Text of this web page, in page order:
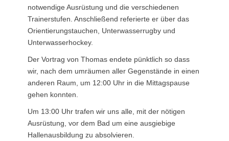
notwendige Ausrüstung und die verschiedenen
Trainerstufen. Anschließend referierte er über das
Orientierungstauchen, Unterwasserrugby und
Unterwasserhockey.
Der Vortrag von Thomas endete pünktlich so dass
wir, nach dem umräumen aller Gegenstände in einen
anderen Raum, um 12:00 Uhr in die Mittagspause
gehen konnten.
Um 13:00 Uhr trafen wir uns alle, mit der nötigen
Ausrüstung, vor dem Bad um eine ausgiebige
Hallenausbildung zu absolvieren.